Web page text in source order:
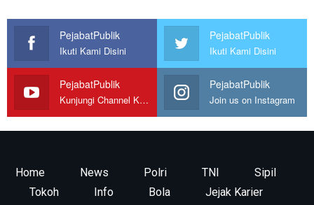
PejabatPublik
Ikuti Kami Disini
PejabatPublik
Ikuti Kami Disini
PejabatPublik
Kunjungi Channel Kami
PejabatPublik
Join us on Instagram
Home News Polri TNI
Sipil
Tokoh
Info Bola Jejak Karier